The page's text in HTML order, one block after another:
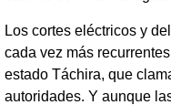
Los cortes eléctricos y
cada vez más
estado Táchira, que
autoridades. Y aunque